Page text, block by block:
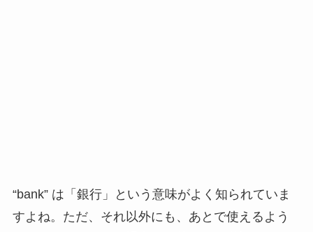
“bank” は「銀行」という意味がよく知られていま
すよね。ただ、それ以外にも、あとで使えるよう